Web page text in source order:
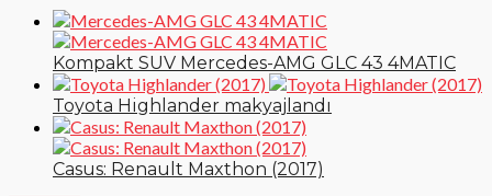
Kompakt SUV Mercedes-AMG GLC 43 4MATIC
Toyota Highlander makyajlandı
Casus: Renault Maxthon (2017)